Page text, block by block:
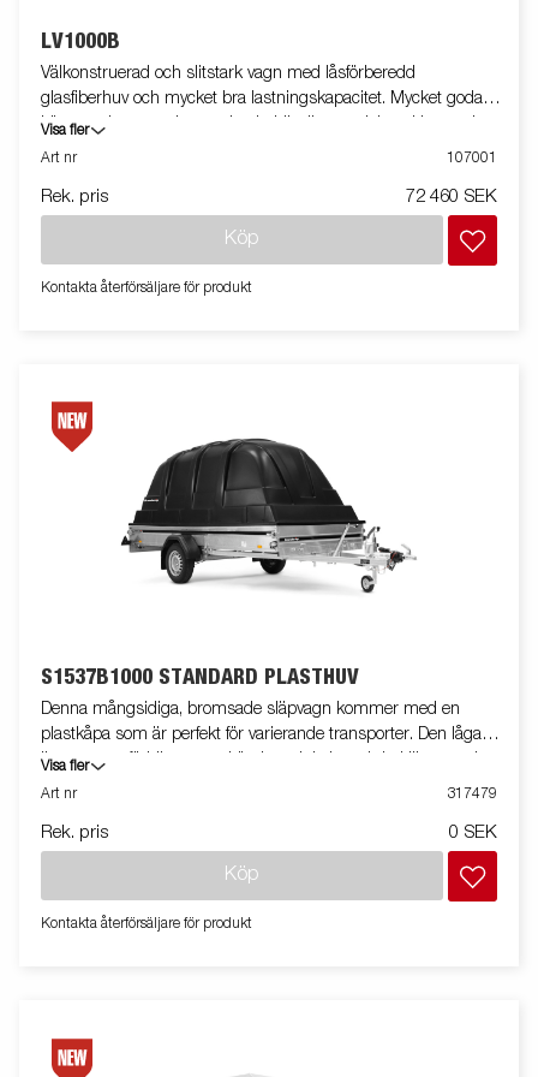
LV1000B
Välkonstruerad och slitstark vagn med låsförberedd
glasfiberhuv och mycket bra lastningskapacitet. Mycket goda
köregenskaper tack vare den behändiga storleken. Utrustade
med 80 cm höga lämmar, stödhjul och sidohängd bakdörr.
extra kostnad. Vagnen på bilden kan vara extrautrustad.
Visa fler
Art nr
107001
Rek. pris 72 460 SEK
Köp
Kontakta återförsäljare för produkt
S1537B1000 STANDARD PLASTHUV
Denna mångsidiga, bromsade släpvagn kommer med en
plastkåpa som är perfekt för varierande transporter. Den låga
ljusrampen förbättrar uppkörningsvinkeln, och baklämmen har
lågfriktionsmaterial för smidig lastning. Vagnen har skruvtipp
Totalvikt: 1000 kg. Vagnen på bilden kan vara extrautrustad.
Visa fler
Art nr
317479
Rek. pris 0 SEK
Köp
Kontakta återförsäljare för produkt